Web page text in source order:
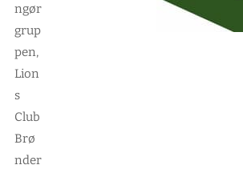
ngør
grup
pen,
Lion
s
Club
Brø
nder